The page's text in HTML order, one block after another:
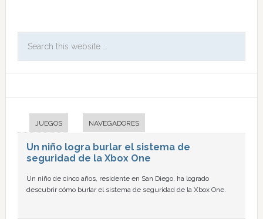
JUEGOS NAVEGADORES
Un niño logra burlar el sistema de
seguridad de la Xbox One
Un niño de cinco años, residente en San Diego, ha logrado
descubrir cómo burlar el sistema de seguridad de la Xbox One.